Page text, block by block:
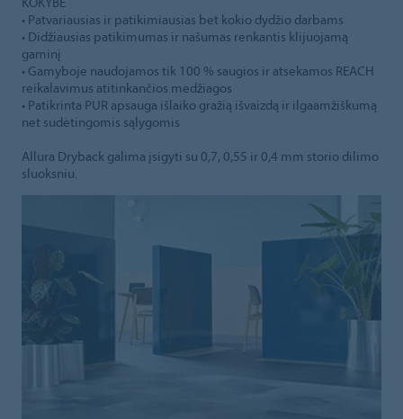
• Patvariausias ir patikimiausias bet kokio dydžio darbams
• Didžiausias patikimumas ir našumas renkantis klijuojamą
gaminį
• Gamyboje naudojamos tik 100 % saugios ir atsekamos REACH
reikalavimus atitinkančios medžiagos
• Patikrinta PUR apsauga išlaiko gražią išvaizdą ir ilgaamžiškumą
net sudėtingomis sąlygomis
Allura Dryback galima įsigyti su 0,7, 0,55 ir 0,4 mm storio dilimo
sluoksniu.